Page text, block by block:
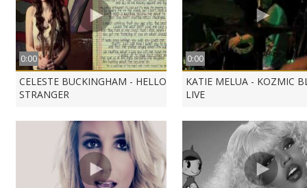
0:00
CELESTE BUCKINGHAM - HELLO
STRANGER
0:00
KATIE MELUA - KOZMIC
LIVE